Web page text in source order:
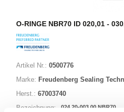
O-RINGE NBR70 ID 020,01 -
Artikel Nr.: 0500776
Marke: Freudenberg Sealing
Herst.: 67003740
Bezeichnung:
024,20-003,00 NBR70